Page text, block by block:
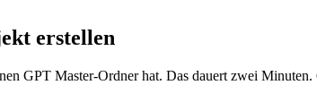
erstellen
GPT Master-Ordner hat. Das dauert zwei